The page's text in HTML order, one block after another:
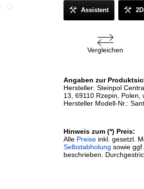
Assistent
Vergleichen
Angaben zur
Hersteller: Steinpol
13, 69110 Rzepin, Polen,
Hersteller Modell-Nr.:
Hinweis zum (*) Preis:
Alle Preiseinkl. gesetzl.
Selbstabholung sowie
beschrieben.